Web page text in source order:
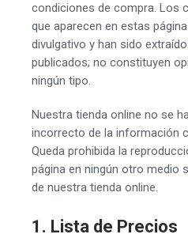
condiciones de compra. Los
que aparecen en estas
divulgativo y han sido
publicados; no constituyen
ningún tipo.
Nuestra tienda online no se
incorrecto de la información
Queda prohibida la
página en ningún otro medio
de nuestra tienda online.
1. Lista de Precios